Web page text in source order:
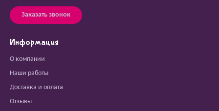
Заказать звонок
Информация
О компании
Наши работы
Доставка и оплата
Отзывы